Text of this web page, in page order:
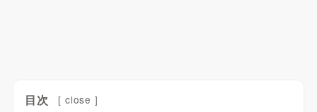
目次 [ close ]